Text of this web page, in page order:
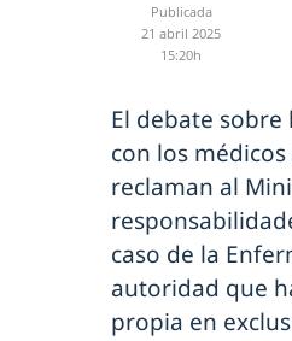
Publicada
21 abril 2025
15:20h
El debate sobre
con los
reclaman al
caso de la
autoridad que
propia en